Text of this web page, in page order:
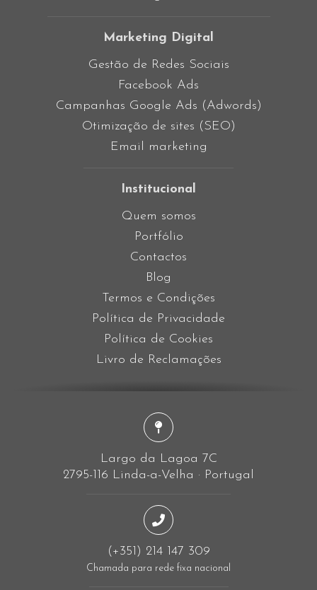
Marketing Digital
Gestão de Redes Sociais
Facebook Ads
Campanhas Google Ads (Adwords)
Otimização de sites (SEO)
Email marketing
Institucional
Quem somos
Portfólio
Contactos
Blog
Termos e Condições
Política de Privacidade
Política de Cookies
Livro de Reclamações
Largo da Lagoa 7C
2795-116 Linda-a-Velha · Portugal
(+351) 214 147 309
Chamada para rede fixa nacional